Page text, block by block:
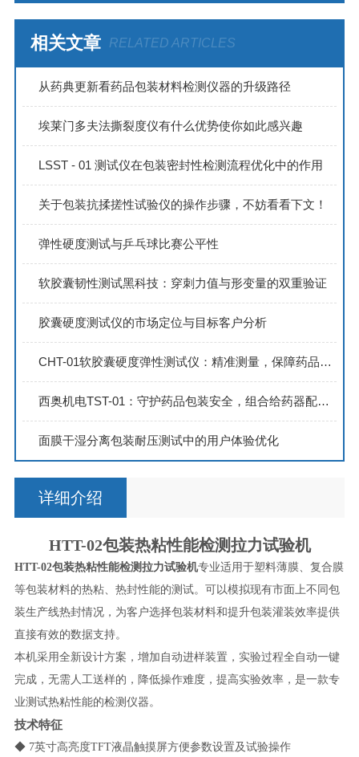
相关文章 RELATED ARTICLES
从药典更新看药品包装材料检测仪器的升级路径
埃莱门多夫法撕裂度仪有什么优势使你如此感兴趣
LSST - 01 测试仪在包装密封性检测流程优化中的作用
关于包装抗揉搓性试验仪的操作步骤，不妨看看下文！
弹性硬度测试与乒乓球比赛公平性
软胶囊韧性测试黑科技：穿刺力值与形变量的双重验证
胶囊硬度测试仪的市场定位与目标客户分析
CHT-01软胶囊硬度弹性测试仪：精准测量，保障药品品质
西奥机电TST-01：守护药品包装安全，组合给药器配合性测试新方案
面膜干湿分离包装耐压测试中的用户体验优化
详细介绍
HTT-02包装热粘性能检测拉力试验机
HTT-02包装热粘性能检测拉力试验机专业适用于塑料薄膜、复合膜
等包装材料的热粘、热封性能的测试。可以模拟现有市面上不同包
装生产线热封情况，为客户选择包装材料和提升包装灌装效率提供
直接有效的数据支持。
本机采用全新设计方案，增加自动进样装置，实验过程全自动一键
完成，无需人工送样的，降低操作难度，提高实验效率，是一款专
业测试热粘性能的检测仪器。
技术特征
◆7英寸高亮度TFT液晶触摸屏方便参数设置及试验操作